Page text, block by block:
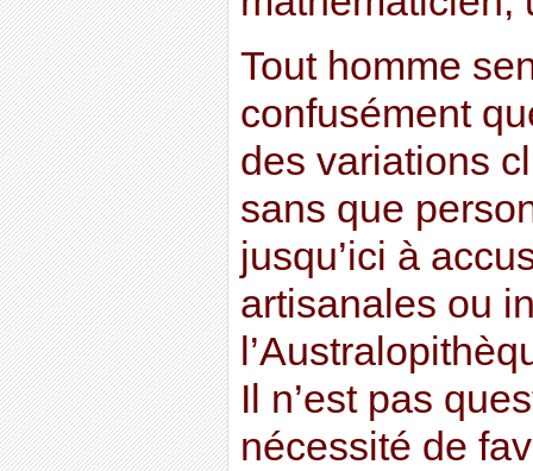
Tout homme
confusément
des variations
sans que
jusqu’ici à
artisanales ou
Il n’est pas
nécessité de